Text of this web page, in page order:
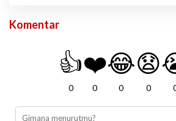
Komentar
👍
0
❤️
0
😂
0
😧
0